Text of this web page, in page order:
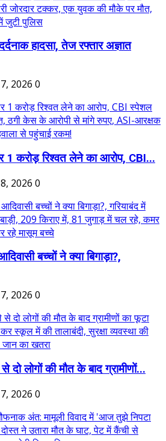
हादसा, तेज रफ्तार अज्ञात
2026 0
1 करोड़ रिश्वत लेने का आरोप, CBI...
2026 0
बच्चों ने क्या बिगाड़ा?,
2026 0
लोगों की मौत के बाद ग्रामीणों...
2026 0